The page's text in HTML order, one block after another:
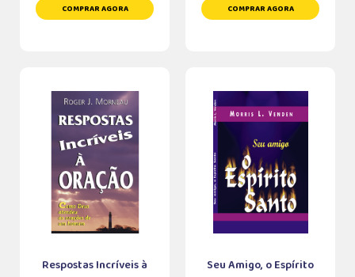
COMPRAR AGORA COMPRAR AGORA
Respostas Incríveis à
Seu Amigo, o Espírito